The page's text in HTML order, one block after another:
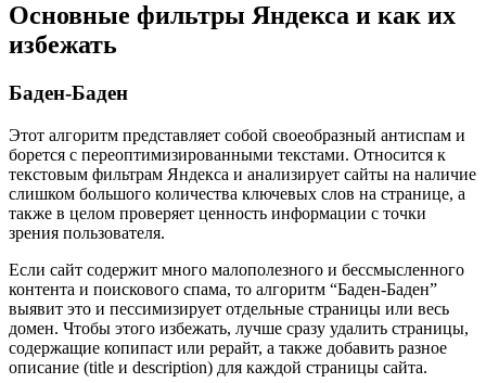
Основные фильтры Яндекса и как их
избежать
Баден-Баден
Этот алгоритм представляет собой своеобразный антиспам и
борется с переоптимизированными текстами. Относится к
текстовым фильтрам Яндекса и анализирует сайты на наличие
слишком большого количества ключевых слов на странице, а
также в целом проверяет ценность информации с точки
зрения пользователя.
Если сайт содержит много малополезного и бессмысленного
контента и поискового спама, то алгоритм “Баден-Баден”
выявит это и пессимизирует отдельные страницы или весь
домен. Чтобы этого избежать, лучше сразу удалить страницы,
содержащие копипаст или рерайт, а также добавить разное
описание (title и description) для каждой страницы сайта.